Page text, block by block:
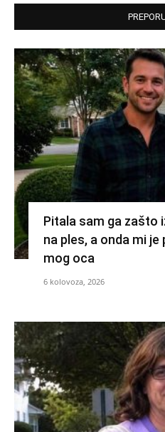
Pitala sam ga zašto
na ples, a onda mi
mog oca
6 kolovoza, 2026